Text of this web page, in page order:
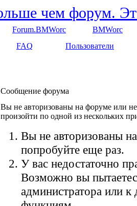
Forum.BMWorc
BMWorc
FAQ Пользователи
Сообщение форума
Вы не авторизованы на форуме или
произойти по одной из нескольких
Вы не авторизованы
попробуйте еще раз.
У вас недостаточно
Возможно вы
администратора или